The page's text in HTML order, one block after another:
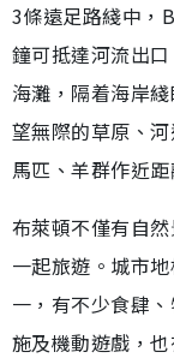
3條遠足路綫中，
鐘可抵達河流出
海灘，隔着海岸
望無際的草原、
馬匹、羊群作近距
布萊頓不僅有自
一起旅遊。城市
一，有不少食肆
施及機動遊戲，